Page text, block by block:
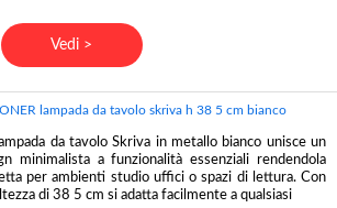
Vedi >
lampada da tavolo skriva h 38 5 cm bianco
da tavolo Skriva in metallo bianco unisce un
minimalista a funzionalità essenziali rendendola
per ambienti studio uffici o spazi di lettura. Con
di 38 5 cm si adatta facilmente a qualsiasi